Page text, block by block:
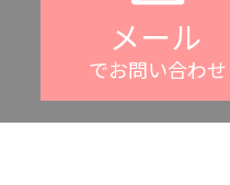
メール
でお問い合わせ